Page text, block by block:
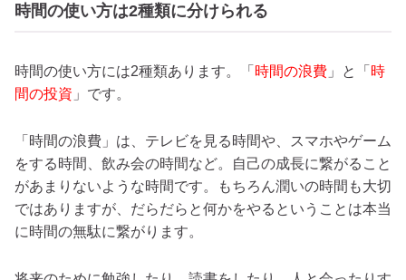
時間の使い方は2種類に分けられる
時間の使い方には2種類あります。「 時間の浪費 」と「 時
間の投資 」です。
「時間の浪費」は、テレビを見る時間や、スマホやゲーム
をする時間、飲み会の時間など。自己の成長に繋がること
があまりないような時間です。もちろん潤いの時間も大切
ではありますが、だらだらと何かをやるということは本当
に時間の無駄に繋がります。